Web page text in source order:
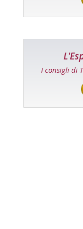
I consigli di